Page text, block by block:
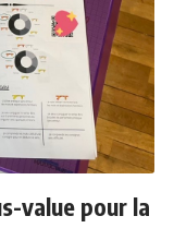
value pour la